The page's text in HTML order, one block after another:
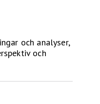
och analyser,
och